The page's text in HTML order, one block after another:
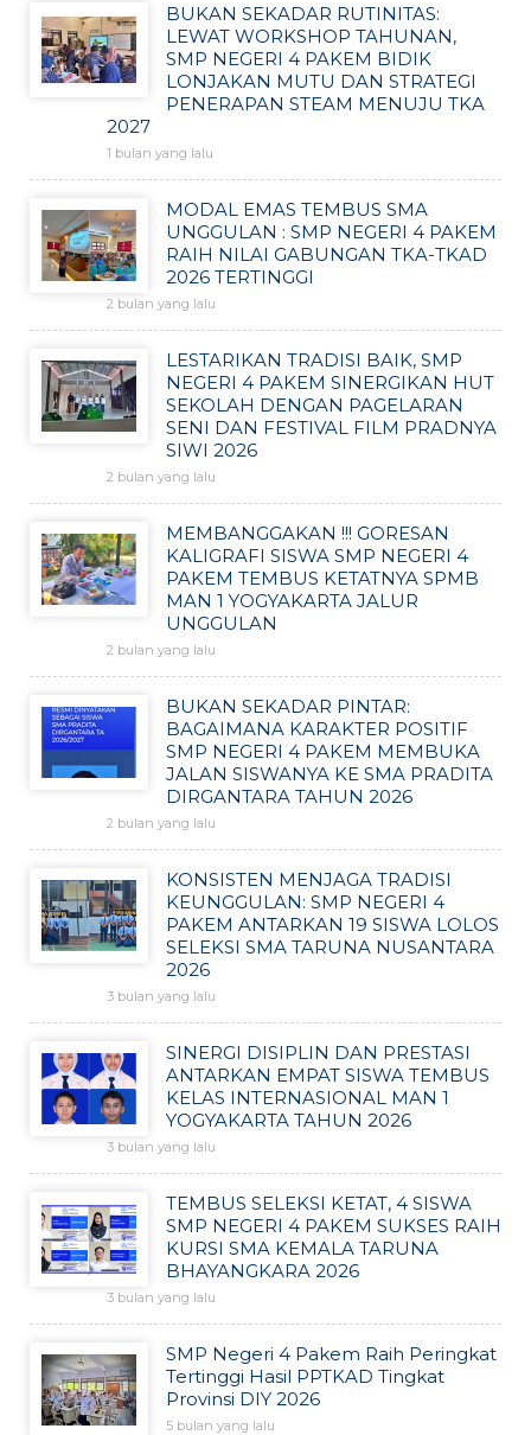
BUKAN SEKADAR RUTINITAS:
LEWAT WORKSHOP TAHUNAN,
SMP NEGERI 4 PAKEM BIDIK
LONJAKAN MUTU DAN STRATEGI
PENERAPAN STEAM MENUJU TKA
2027
1 bulan yang lalu
MODAL EMAS TEMBUS SMA
UNGGULAN : SMP NEGERI 4 PAKEM
RAIH NILAI GABUNGAN TKA-TKAD
2026 TERTINGGI
2 bulan yang lalu
LESTARIKAN TRADISI BAIK, SMP
NEGERI 4 PAKEM SINERGIKAN HUT
SEKOLAH DENGAN PAGELARAN
SENI DAN FESTIVAL FILM PRADNYA
SIWI 2026
2 bulan yang lalu
MEMBANGGAKAN !!! GORESAN
KALIGRAFI SISWA SMP NEGERI 4
PAKEM TEMBUS KETATNYA SPMB
MAN 1 YOGYAKARTA JALUR
UNGGULAN
2 bulan yang lalu
BUKAN SEKADAR PINTAR:
BAGAIMANA KARAKTER POSITIF
SMP NEGERI 4 PAKEM MEMBUKA
JALAN SISWANYA KE SMA PRADITA
DIRGANTARA TAHUN 2026
2 bulan yang lalu
KONSISTEN MENJAGA TRADISI
KEUNGGULAN: SMP NEGERI 4
PAKEM ANTARKAN 19 SISWA LOLOS
SELEKSI SMA TARUNA NUSANTARA
2026
3 bulan yang lalu
SINERGI DISIPLIN DAN PRESTASI
ANTARKAN EMPAT SISWA TEMBUS
KELAS INTERNASIONAL MAN 1
YOGYAKARTA TAHUN 2026
3 bulan yang lalu
TEMBUS SELEKSI KETAT, 4 SISWA
SMP NEGERI 4 PAKEM SUKSES RAIH
KURSI SMA KEMALA TARUNA
BHAYANGKARA 2026
3 bulan yang lalu
SMP Negeri 4 Pakem Raih Peringkat
Tertinggi Hasil PPTKAD Tingkat
Provinsi DIY 2026
5 bulan yang lalu